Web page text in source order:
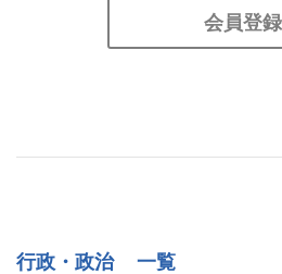
会員登録
行政・政治 一覧